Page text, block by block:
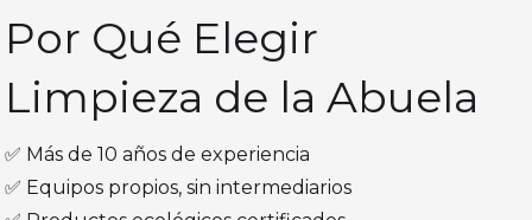
Por Qué Elegir
Limpieza de la Abuela
✅ Más de 10 años de experiencia
✅ Equipos propios, sin intermediarios